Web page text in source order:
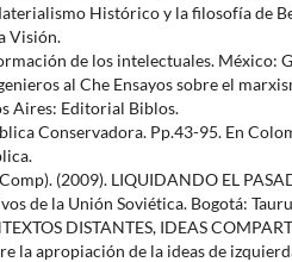
Histórico y la filosofía de
Visión.
de los intelectuales. México:
al Che Ensayos sobre el
Aires: Editorial Biblos.
Conservadora. Pp.43-95. En
(2009). LIQUIDANDO EL
de la Unión Soviética. Bogotá:
DISTANTES, IDEAS
la apropiación de la ideas de